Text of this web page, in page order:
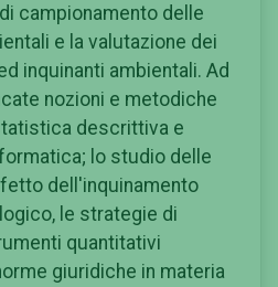
campionamento delle
e la valutazione dei
inquinanti ambientali. Ad
nozioni e metodiche
descrittiva e
lo studio delle
dell'inquinamento
le strategie di
quantitativi
giuridiche in materia